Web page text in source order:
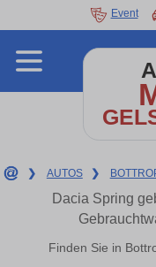
Event
❯ AUTOS ❯
Dacia Spring
Finden Sie in